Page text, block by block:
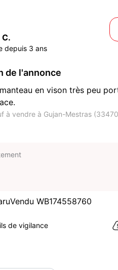
C.
depuis 3 ans
de l'annonce
en vison très peu
à vendre à Gujan-Mestras
WB174558760
de vigilance